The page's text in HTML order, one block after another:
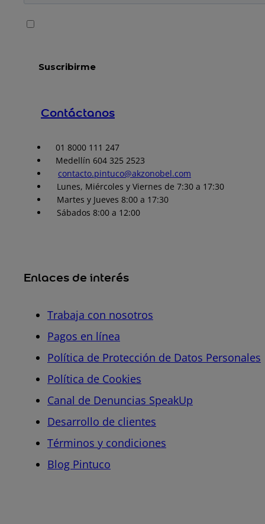
Contáctanos
01 8000 111 247
Medellín 604 325 2523
contacto.pintuco@akzonobel.com
Lunes, Miércoles y Viernes de 7:30 a 17:30
Martes y Jueves 8:00 a 17:30
Sábados 8:00 a 12:00
Enlaces de interés
Trabaja con nosotros
Pagos en línea
Política de Protección de Datos Personales
Política de Cookies
Canal de Denuncias SpeakUp
Desarrollo de clientes
Términos y condiciones
Blog Pintuco